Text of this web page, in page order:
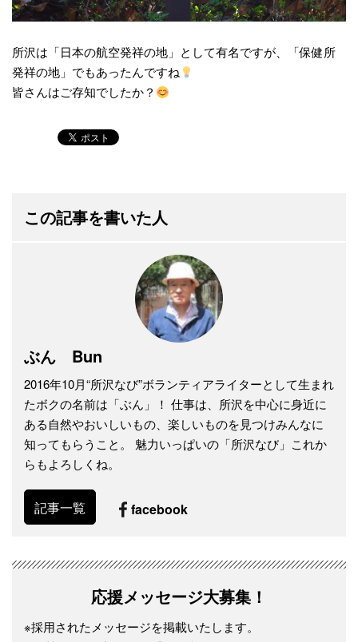
所沢は「日本の航空発祥の地」として有名ですが、「保健所
発祥の地」でもあったんですね
皆さんはご存知でしたか？
この記事を書いた人
ぶん Bun
2016年10月“所沢なび”ボランティアライターとして生まれ
たボクの名前は「ぶん」！ 仕事は、所沢を中心に身近に
ある自然やおいしいもの、楽しいものを見つけみんなに
知ってもらうこと。 魅力いっぱいの「所沢なび」これか
らもよろしくね。
記事一覧 facebook
応援メッセージ大募集！
※採用されたメッセージを掲載いたします。